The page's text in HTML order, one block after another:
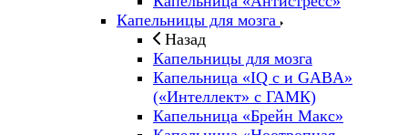
Капельницы для мозга
Назад
Капельницы для мозга
Капельница «IQ с и GABA»
(«Интеллект» с ГАМК)
Капельница «Брейн Макс»